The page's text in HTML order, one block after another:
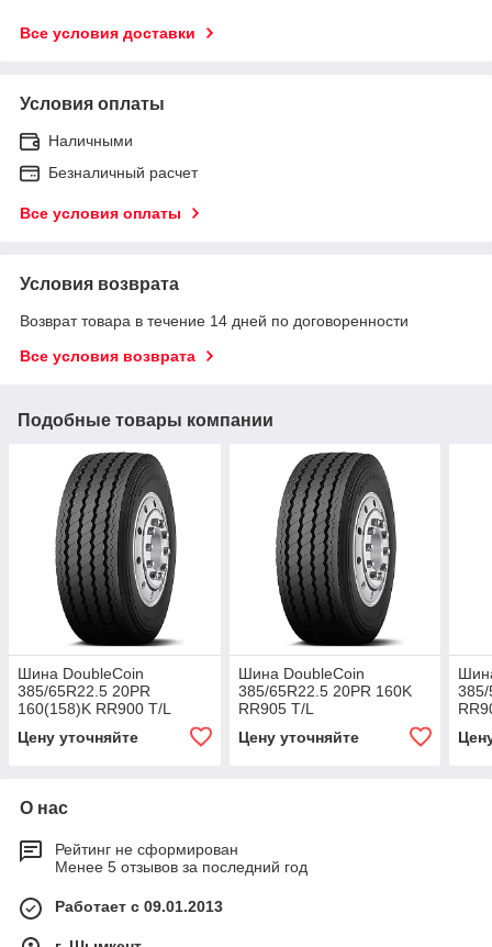
Все условия доставки
Условия оплаты
Наличными
Безналичный расчет
Все условия оплаты
Условия возврата
Возврат товара в течение 14 дней по договоренности
Все условия возврата
Подобные товары компании
Шина DoubleCoin
385/65R22.5 20PR
160(158)K RR900 T/L
Цену уточняйте
Шина DoubleCoin
385/65R22.5 20PR 160K
RR905 T/L
Цену уточняйте
385/
О нас
Рейтинг не сформирован
Менее 5 отзывов за последний год
Работает с 09.01.2013